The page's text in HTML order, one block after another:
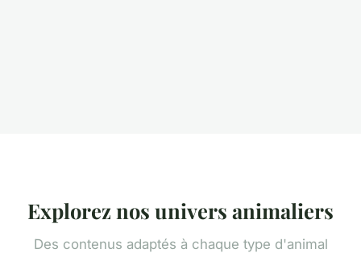
Explorez nos univers animaliers
Des contenus adaptés à chaque type d'animal